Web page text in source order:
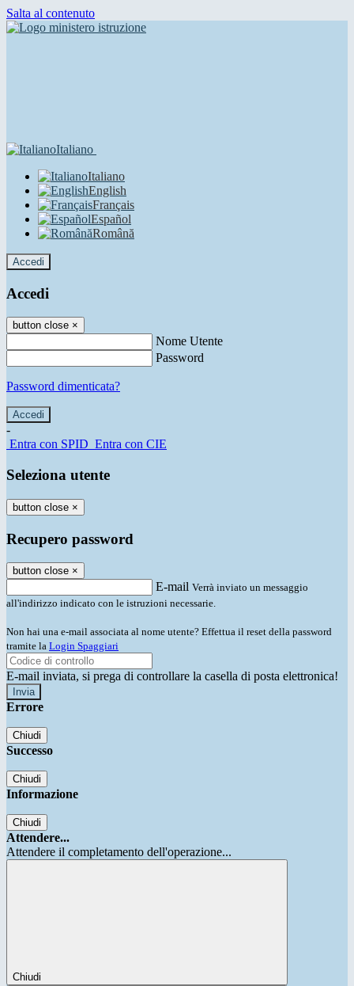
Salta al contenuto
Italiano
Italiano
English
Français
Español
Română
Accedi
Accedi
button close ×
Nome Utente
Password
Password dimenticata?
-
Entra con SPID Entra con CIE
Seleziona utente
button close ×
Recupero password
button close ×
E-mail Verrà inviato un messaggio
all'indirizzo indicato con le istruzioni necessarie.
Non hai una e-mail associata al nome utente? Effettua il reset della password
tramite la Login Spaggiari
E-mail inviata, si prega di controllare la casella di posta elettronica!
Errore
Chiudi
Successo
Chiudi
Informazione
Chiudi
Attendere...
Attendere il completamento dell'operazione...
Chiudi